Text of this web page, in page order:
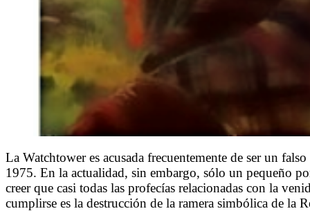
La Watchtower es acusada frecuentemente de ser un
1975. En la actualidad, sin embargo, sólo un pequeño
creer que casi todas las profecías relacionadas con la
cumplirse es la destrucción de la ramera simbólica de la